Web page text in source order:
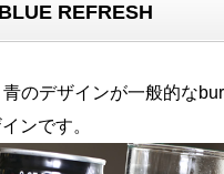
REFRESH
のデザインが一般的な
ンです。